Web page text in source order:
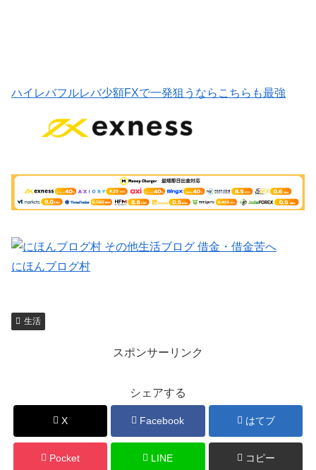
ハイレバフルレバ少額FXで一発狙うならこちらも最強
にほんブログ村
生活
スポンサーリンク
シェアする
X Facebook はてブ
Pocket LINE コピー